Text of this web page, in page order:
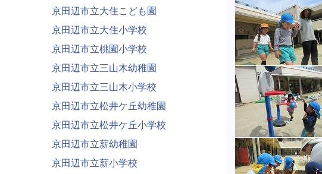
京田辺市立大住こども園
京田辺市立大住小学校
京田辺市立桃園小学校
京田辺市立三山木幼稚園
京田辺市立三山木小学校
京田辺市立松井ケ丘幼稚園
京田辺市立松井ケ丘小学校
京田辺市立薪幼稚園
京田辺市立薪小学校